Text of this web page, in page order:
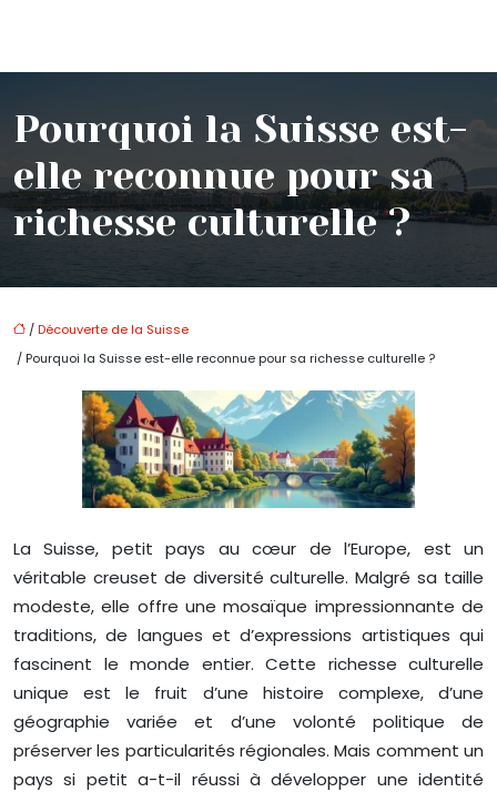
Pourquoi la Suisse est-
elle reconnue pour sa
richesse culturelle ?
/Découverte de la Suisse
/ Pourquoi la Suisse est-elle reconnue pour sa richesse culturelle ?
La Suisse, petit pays au cœur de l’Europe, est un
véritable creuset de diversité culturelle. Malgré sa taille
modeste, elle offre une mosaïque impressionnante de
traditions, de langues et d’expressions artistiques qui
fascinent le monde entier. Cette richesse culturelle
unique est le fruit d’une histoire complexe, d’une
géographie variée et d’une volonté politique de
préserver les particularités régionales. Mais comment un
pays si petit a-t-il réussi à développer une identité